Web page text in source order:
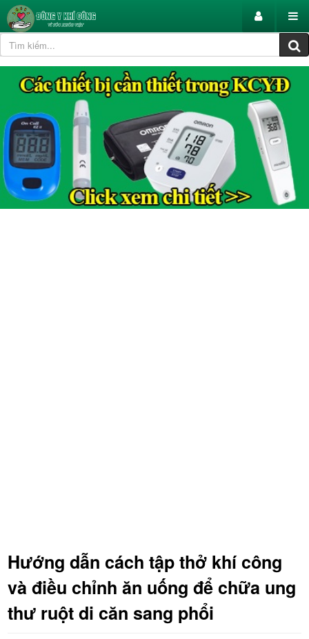
Hướng dẫn cách tập thở khí công
và điều chỉnh ăn uống để chữa ung
thư ruột di căn sang phổi